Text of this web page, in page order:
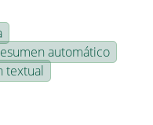
automático
textual